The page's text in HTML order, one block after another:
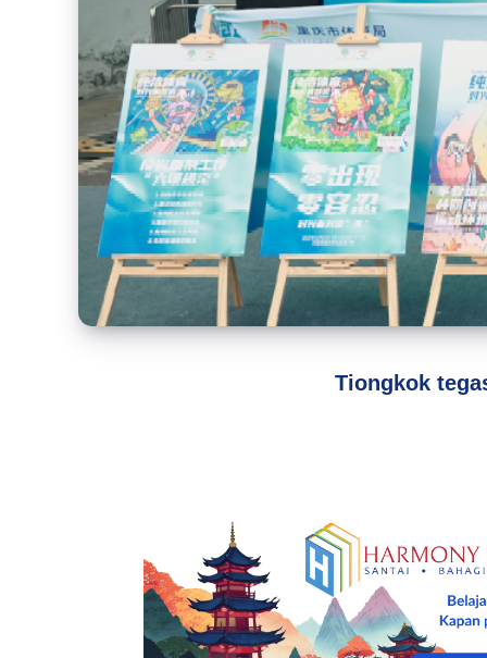
Tiongkok